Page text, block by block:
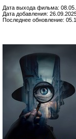
Дата выхода фильма:
Дата добавления:
Последнее обновление: